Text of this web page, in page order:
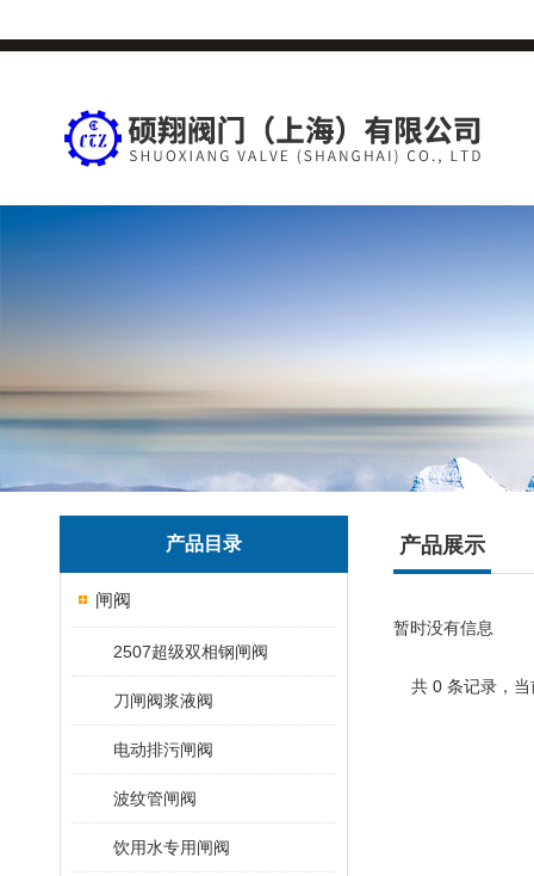
产品目录
闸阀
2507超级双相钢闸阀
刀闸阀浆液阀
电动排污闸阀
波纹管闸阀
饮用水专用闸阀
产品展示
暂时没有信息
共 0 条记录，